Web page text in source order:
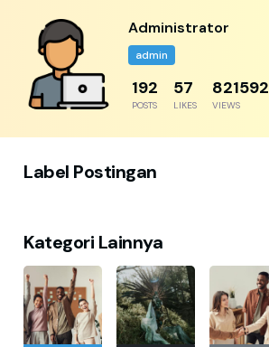
Administrator
admin
230
POSTS
69
LIKES
985910
VIEWS
Label Postingan
Kategori Lainnya